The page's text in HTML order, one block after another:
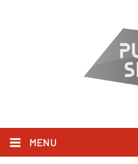
MENU
Thomas Hugues